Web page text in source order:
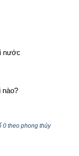
nước
nào?
con người. Vạn
0 theo phong thủy